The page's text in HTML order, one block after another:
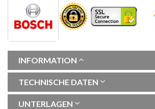
INFORMATION
TECHNISCHE DATEN
UNTERLAGEN